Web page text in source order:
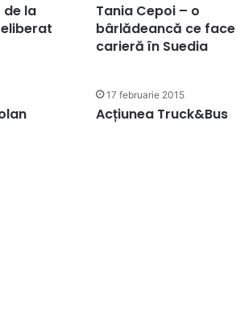
de la
Tania Cepoi – o
bârlădeancă ce face
carieră în Suedia
17 februarie 2015
Acțiunea Truck&Bus